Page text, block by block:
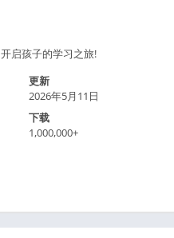
启孩子的学习之旅!
更新
2026年5月11日
下载
1,000,000+